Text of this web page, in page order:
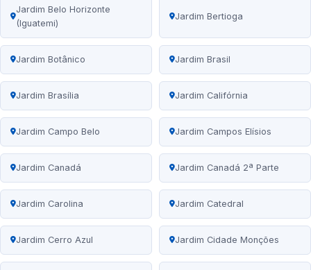
Jardim Belo Horizonte
(Iguatemi)
Jardim Bertioga
Jardim Botânico Jardim Brasil
Jardim Brasília Jardim Califórnia
Jardim Campo Belo Jardim Campos Elísios
Jardim Canadá Jardim Canadá 2ª Parte
Jardim Carolina Jardim Catedral
Jardim Cerro Azul Jardim Cidade Monções